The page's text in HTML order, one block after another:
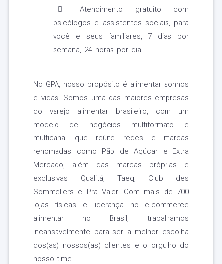
Atendimento gratuito com
psicólogos e assistentes sociais, para
você e seus familiares, 7 dias por
semana, 24 horas por dia
No GPA, nosso propósito é alimentar sonhos
e vidas. Somos uma das maiores empresas
do varejo alimentar brasileiro, com um
modelo de negócios multiformato e
multicanal que reúne redes e marcas
renomadas como Pão de Açúcar e Extra
Mercado, além das marcas próprias e
exclusivas Qualitá, Taeq, Club des
Sommeliers e Pra Valer. Com mais de 700
lojas físicas e liderança no e-commerce
alimentar no Brasil, trabalhamos
incansavelmente para ser a melhor escolha
dos(as) nossos(as) clientes e o orgulho do
nosso time.